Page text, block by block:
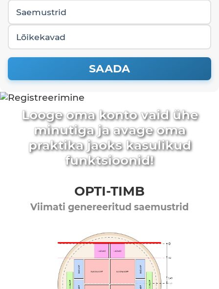
Looge oma konto vaid ühe
minutiga ja avage oma
praktika jaoks kasulikud
funktsioonid!
OPTI-TIMB
Viimati genereeritud saemustrid
Saemustrid
Lõikekavad
SAADA